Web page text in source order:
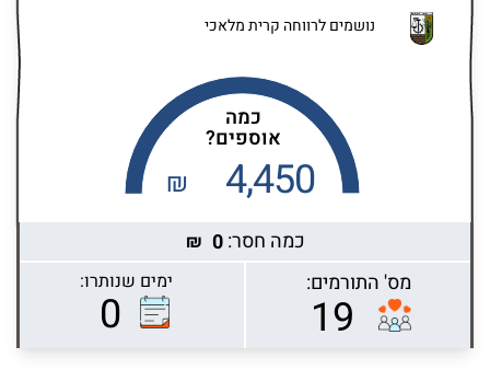
נושמים לרווחה קרית מלאכי
Highcharts.com
כמה
אוספים?
4,450
כמה חסר:0
₪
מס' התורמים:
19
ימים שנותרו:
0